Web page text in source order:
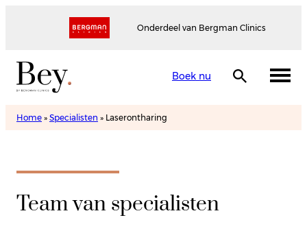
Onderdeel van Bergman Clinics
Boek nu
Home » Specialisten » Laserontharing
Team van specialisten